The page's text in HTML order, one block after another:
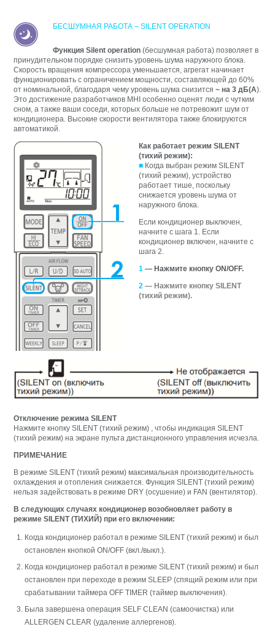
БЕСШУМНАЯ РАБОТА – SILENT OPERATION
Функция Silent operation (бесшумная работа) позволяет в
принудительном порядке снизить уровень шума наружного блока.
Скорость вращения компрессора уменьшается, агрегат начинает
функционировать с ограничением мощности, составляющей до 60%
от номинальной, благодаря чему уровень шума снизится ~ на 3 дБ(А).
Это достижение разработчиков MHI особенно оценят люди с чутким
сном, а также ваши соседи, которых больше не потревожит шум от
кондиционера. Высокие скорости вентилятора также блокируются
автоматикой.
Как работает режим SILENT
(тихий режим):
■ Когда выбран режим SILENT
(тихий режим), устройство
работает тише, поскольку
снижается уровень шума от
наружного блока.
Если кондиционер выключен,
начните с шага 1. Если
кондиционер включен, начните с
шага 2.
1 — Нажмите кнопку ON/OFF.
2— Нажмите кнопку SILENT
(тихий режим).
Отключение режима SILENT
Нажмите кнопку SILENT (тихий режим) , чтобы индикация SILENT
(тихий режим) на экране пульта дистанционного управления исчезла.
ПРИМЕЧАНИЕ
В режиме SILENT (тихий режим) максимальная производительность
охлаждения и отопления снижается. Функция SILENT (тихий режим)
нельзя задействовать в режиме DRY (осушение) и FAN (вентилятор).
В следующих случаях кондиционер возобновляет работу в
режиме SILENT (ТИХИЙ) при его включении:
Когда кондиционер работал в режиме SILENT (тихий режим) и был
остановлен кнопкой ON/OFF (вкл./выкл.).
Когда кондиционер работал в режиме SILENT (тихий режим) и был
остановлен при переходе в режим SLEEP (спящий режим или при
срабатывании таймера OFF TIMER (таймер выключения).
Былa зaвepшeнa опepaция SELF CLEAN (caмоочиcткa) или
ALLERGEN CLEAR (yдaлeниe aллepгeнов).